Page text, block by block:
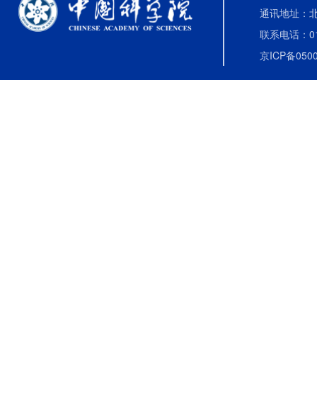
通讯地址：
联系电话：
京ICP备